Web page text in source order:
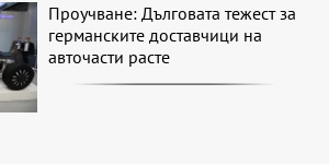
Проучване: Дълговата тежест за
германските доставчици на
авточасти расте